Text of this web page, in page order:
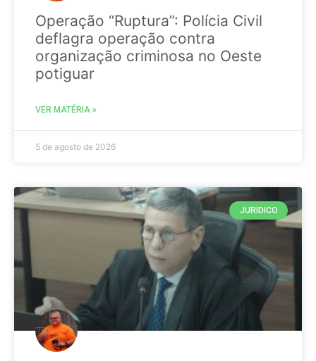
Operação “Ruptura”: Polícia Civil
deflagra operação contra
organização criminosa no Oeste
potiguar
VER MATÉRIA »
5 de agosto de 2026
JURIDICO